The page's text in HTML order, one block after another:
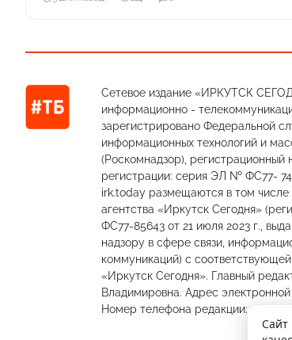
Сетевое издание «ИРКУТСК
информационно -
зарегистрировано Федеральной
информационных технологий и
(Роскомнадзор),
регистрации: серия ЭЛ № ФС77-
irk.today размещаются в том
агентства «Иркутск Сегодня»
ФС77-85643 от 21 июля 2023 г.,
надзору в сфере связи,
коммуникаций) с
«Иркутск Сегодня». Главный
Владимировна. Адрес
Номер телефона редакции:
Сайт